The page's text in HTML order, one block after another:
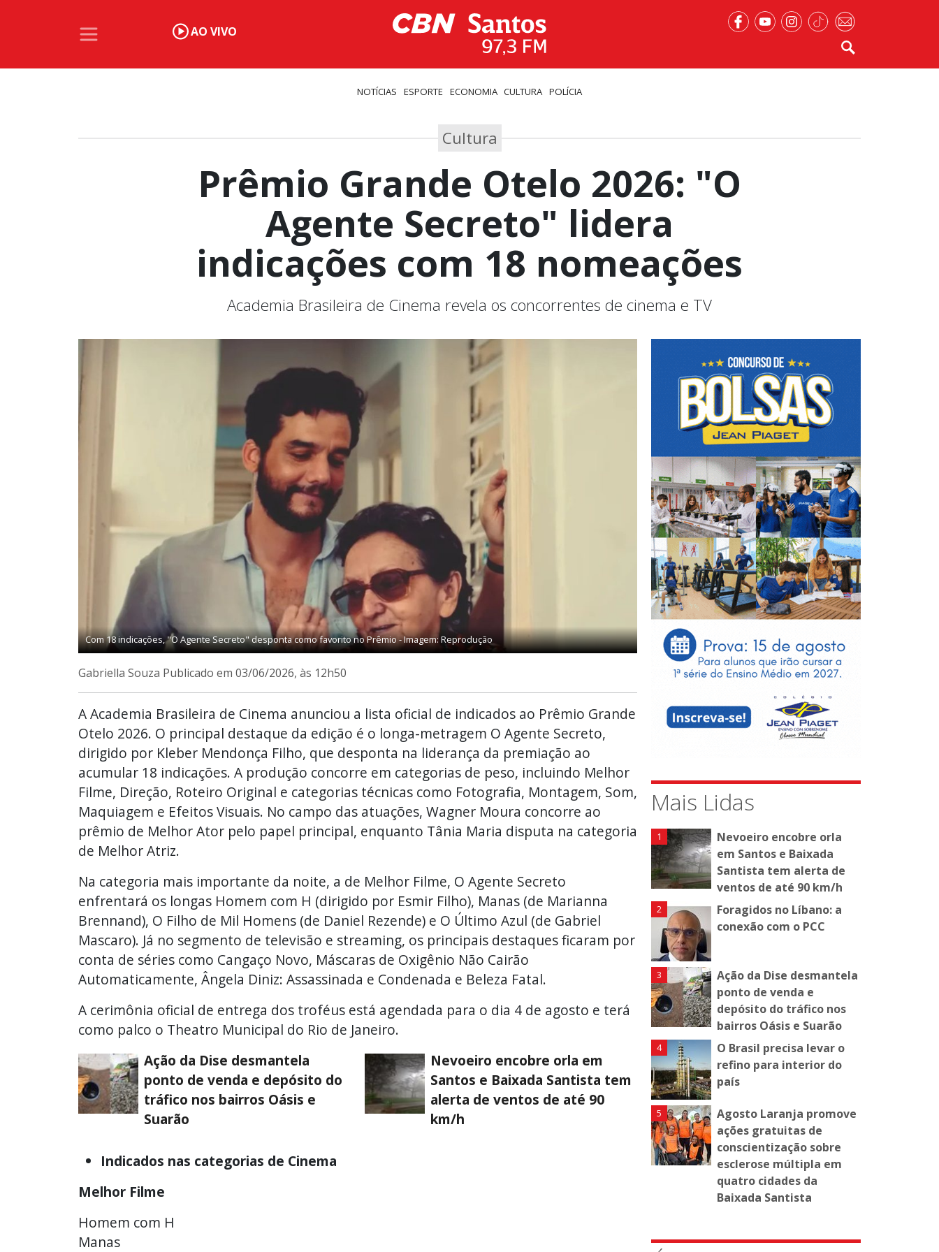
AO VIVO
NOTÍCIAS ESPORTE ECONOMIA CULTURA POLÍCIA
Cultura
Prêmio Grande Otelo 2026: "O
Agente Secreto" lidera
indicações com 18 nomeações
Academia Brasileira de Cinema revela os concorrentes de cinema e TV
Com 18 indicações, "O Agente Secreto" desponta como favorito no Prêmio - Imagem: Reprodução
Gabriella Souza Publicado em 03/06/2026, às 12h50
A Academia Brasileira de Cinema anunciou a lista oficial de indicados ao Prêmio Grande
Otelo 2026. O principal destaque da edição é o longa-metragem O Agente Secreto,
dirigido por Kleber Mendonça Filho, que desponta na liderança da premiação ao
acumular 18 indicações. A produção concorre em categorias de peso, incluindo Melhor
Filme, Direção, Roteiro Original e categorias técnicas como Fotografia, Montagem, Som,
Maquiagem e Efeitos Visuais. No campo das atuações, Wagner Moura concorre ao
prêmio de Melhor Ator pelo papel principal, enquanto Tânia Maria disputa na categoria
de Melhor Atriz.
Na categoria mais importante da noite, a de Melhor Filme, O Agente Secreto
enfrentará os longas Homem com H (dirigido por Esmir Filho), Manas (de Marianna
Brennand), O Filho de Mil Homens (de Daniel Rezende) e O Último Azul (de Gabriel
Mascaro). Já no segmento de televisão e streaming, os principais destaques ficaram por
conta de séries como Cangaço Novo, Máscaras de Oxigênio Não Cairão
Automaticamente, Ângela Diniz: Assassinada e Condenada e Beleza Fatal.
A cerimônia oficial de entrega dos troféus está agendada para o dia 4 de agosto e terá
como palco o Theatro Municipal do Rio de Janeiro.
Ação da Dise desmantela
ponto de venda e depósito do
tráfico nos bairros Oásis e
Suarão
Nevoeiro encobre orla em
Santos e Baixada Santista tem
alerta de ventos de até 90
km/h
Indicados nas categorias de Cinema
Melhor Filme
Homem com H
Manas
Mais Lidas
Nevoeiro encobre orla
em Santos e Baixada
Santista tem alerta de
ventos de até 90 km/h
Foragidos no Líbano: a
conexão com o PCC
Ação da Dise desmantela
ponto de venda e
depósito do tráfico nos
bairros Oásis e Suarão
O Brasil precisa levar o
refino para interior do
país
Agosto Laranja promove
ações gratuitas de
conscientização sobre
esclerose múltipla em
quatro cidades da
Baixada Santista